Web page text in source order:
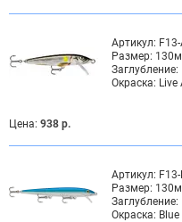
Артикул: F13-
Размер:
Заглубление:
Окраска: Live
Цена: 938 р.
Артикул: F13-
Размер:
Заглубление:
Окраска: Blue